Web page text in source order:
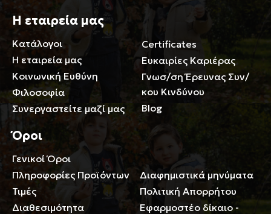
Η εταιρεία μας
Κατάλογοι
Η εταιρεία μας
Κοινωνική Ευθύνη
Φιλοσοφία
Συνεργαστείτε μαζί μας
Certificates
Ευκαιρίες Καριέρας
Γνωσ/ση Έρευνας Συν/
κου Κινδύνου
Blog
Όροι
Γενικοί Όροι
Πληροφορίες Προϊόντων
Τιμές
Διαθεσιμότητα
Περιορισμοί ευθύνης
Διαφημιστικά μηνύματα
Πολιτική Απορρήτου
Εφαρμοστέο δίκαιο -